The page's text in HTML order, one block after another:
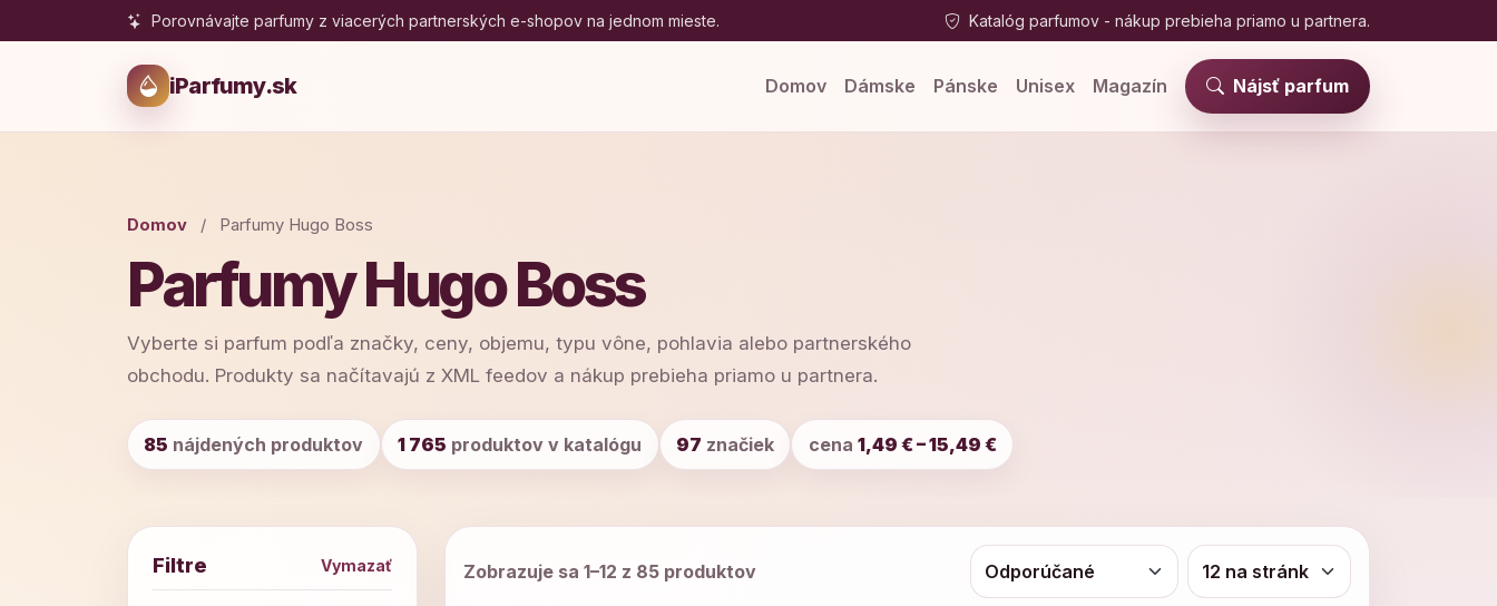
Porovnávajte parfumy z viacerých partnerských e-shopov na jednom mieste. Katalóg parfumov - nákup prebieha priamo u partnera.
iParfumy.sk Domov Dámske Pánske Unisex Magazín Nájsť parfum
Domov / Parfumy Hugo Boss
Parfumy Hugo Boss
Vyberte si parfum podľa značky, ceny, objemu, typu vône, pohlavia alebo partnerského
obchodu. Produkty sa načítavajú z XML feedov a nákup prebieha priamo u partnera.
85 nájdených produktov 1 765 produktov v katalógu 97 značiek cena 1,49 € – 15,49 €
Filtre Vymazať Zobrazuje sa 1–12 z 85 produktov